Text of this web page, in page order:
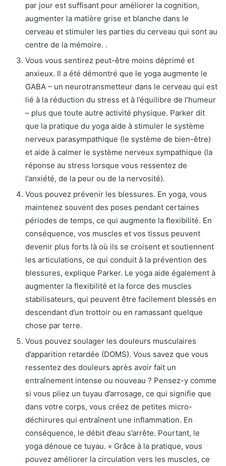
par jour est suffisant pour améliorer la cognition,
augmenter la matière grise et blanche dans le
cerveau et stimuler les parties du cerveau qui sont au
centre de la mémoire. .
Vous vous sentirez peut-être moins déprimé et
anxieux. Il a été démontré que le yoga augmente le
GABA – un neurotransmetteur dans le cerveau qui est
lié à la réduction du stress et à l’équilibre de l’humeur
– plus que toute autre activité physique. Parker dit
que la pratique du yoga aide à stimuler le système
nerveux parasympathique (le système de bien-être)
et aide à calmer le système nerveux sympathique (la
réponse au stress lorsque vous ressentez de
l’anxiété, de la peur ou de la nervosité).
Vous pouvez prévenir les blessures. En yoga, vous
maintenez souvent des poses pendant certaines
périodes de temps, ce qui augmente la flexibilité. En
conséquence, vos muscles et vos tissus peuvent
devenir plus forts là où ils se croisent et soutiennent
les articulations, ce qui conduit à la prévention des
blessures, explique Parker. Le yoga aide également à
augmenter la flexibilité et la force des muscles
stabilisateurs, qui peuvent être facilement blessés en
descendant d’un trottoir ou en ramassant quelque
chose par terre.
Vous pouvez soulager les douleurs musculaires
d’apparition retardée (DOMS). Vous savez que vous
ressentez des douleurs après avoir fait un
entraînement intense ou nouveau ? Pensez-y comme
si vous pliez un tuyau d’arrosage, ce qui signifie que
dans votre corps, vous créez de petites micro-
déchirures qui entraînent une inflammation. En
conséquence, le débit d’eau s’arrête. Pourtant, le
yoga dénoue ce tuyau. « Grâce à la pratique, vous
pouvez améliorer la circulation vers les muscles, ce